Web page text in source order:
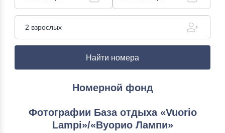
2 взрослых
Найти номера
Номерной фонд
Фотографии База отдыха «Vuorio
Lampi»/«Вуорио Лампи»